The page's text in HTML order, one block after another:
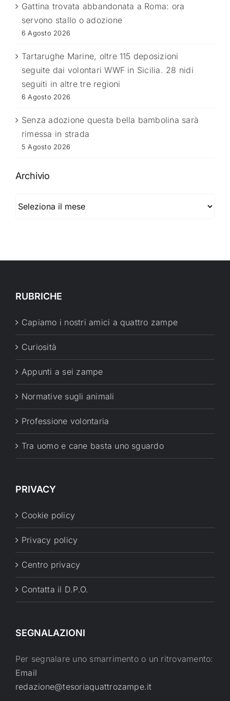
Gattina trovata abbandonata a Roma: ora
servono stallo o adozione
6 Agosto 2026
Tartarughe Marine, oltre 115 deposizioni
seguite dai volontari WWF in Sicilia. 28 nidi
seguiti in altre tre regioni
6 Agosto 2026
Senza adozione questa bella bambolina sarà
rimessa in strada
5 Agosto 2026
Archivio
RUBRICHE
Capiamo i nostri amici a quattro zampe
Curiosità
Appunti a sei zampe
Normative sugli animali
Professione volontaria
Tra uomo e cane basta uno sguardo
PRIVACY
Cookie policy
Privacy policy
Centro privacy
Contatta il D.P.O.
SEGNALAZIONI
Per segnalare uno smarrimento o un ritrovamento:
Email
redazione@tesoriaquattrozampe.it